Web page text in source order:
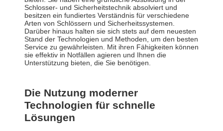
Schlosser- und Sicherheitstechnik absolviert und
besitzen ein fundiertes Verständnis für verschiedene
Arten von Schlössern und Sicherheitssystemen.
Darüber hinaus halten sie sich stets auf dem neuesten
Stand der Technologien und Methoden, um den besten
Service zu gewährleisten. Mit ihren Fähigkeiten können
sie effektiv in Notfällen agieren und Ihnen die
Unterstützung bieten, die Sie benötigen.
Die Nutzung moderner
Technologien für schnelle
Lösungen